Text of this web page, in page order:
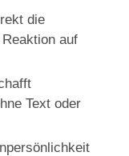
die
auf
Text oder